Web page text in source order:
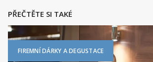
PŘEČTĚTE SI TAKÉ
FIREMNÍ DÁRKY A DEGUSTACE